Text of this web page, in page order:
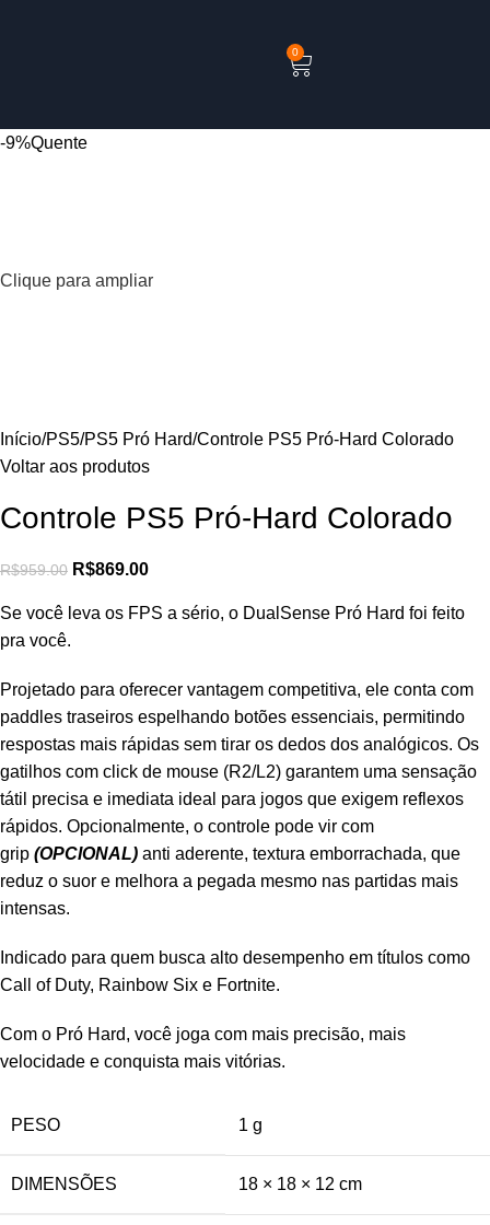
0
-9%Quente
Clique para ampliar
Início PS5 PS5 Pró Hard Controle PS5 Pró-Hard Colorado
Voltar aos produtos
Controle PS5 Pró-Hard Colorado
R$959.00 R$869.00
Se você leva os FPS a sério, o DualSense Pró Hard foi feito
pra você.
Projetado para oferecer vantagem competitiva, ele conta com
paddles traseiros espelhando botões essenciais, permitindo
respostas mais rápidas sem tirar os dedos dos analógicos. Os
gatilhos com click de mouse (R2/L2) garantem uma sensação
tátil precisa e imediata ideal para jogos que exigem reflexos
rápidos. Opcionalmente, o controle pode vir com
grip (OPCIONAL) anti aderente, textura emborrachada, que
reduz o suor e melhora a pegada mesmo nas partidas mais
intensas.
Indicado para quem busca alto desempenho em títulos como
Call of Duty, Rainbow Six e Fortnite.
Com o Pró Hard, você joga com mais precisão, mais
velocidade e conquista mais vitórias.
PESO 1 g
DIMENSÕES 18 × 18 × 12 cm